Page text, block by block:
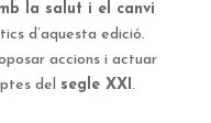
la salut i el canvi
d’aquesta edició.
accions i actuar
del segle XXI.